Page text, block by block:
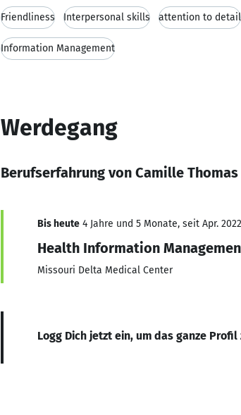
Friendliness Interpersonal skills attention to detail
Information Management
Werdegang
Berufserfahrung von Camille Thomas
Bis heute 4 Jahre und 5 Monate, seit Apr. 2022
Health Information
Missouri Delta Medical Center
Logg Dich jetzt ein, um das ganze Profil